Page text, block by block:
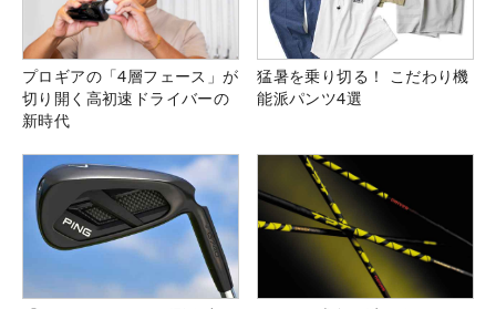
プロギアの「4層フェース」が
切り開く高初速ドライバーの
新時代
猛暑を乗り切る！ こだわり機
能派パンツ4選